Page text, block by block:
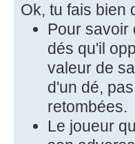
Ok, tu fais bien
Pour savoir
dés qu'il
valeur de
d'un dé,
retombées.
Le joueur